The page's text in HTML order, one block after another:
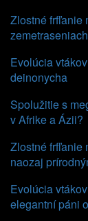
Zlostné frfľanie
zemetraseniach
Evolúcia
deinonycha
Spolužitie s
v Afrike a Ázii?
Zlostné frfľanie
naozaj
Evolúcia
elegantní páni